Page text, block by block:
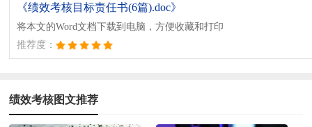
《绩效考核目标责任书(6篇).doc》
将本文的Word文档下载到电脑，方便收藏和打印
推荐度：
绩效考核图文推荐